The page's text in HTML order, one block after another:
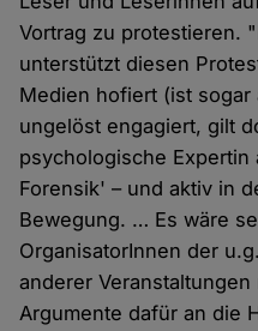
Vortrag zu protestieren.
unterstützt diesen
Medien hofiert (ist sogar
ungelöst engagiert, gilt
psychologische Expertin
Forensik' – und aktiv in
Bewegung. … Es wäre
OrganisatorInnen der
anderer
Argumente dafür an die